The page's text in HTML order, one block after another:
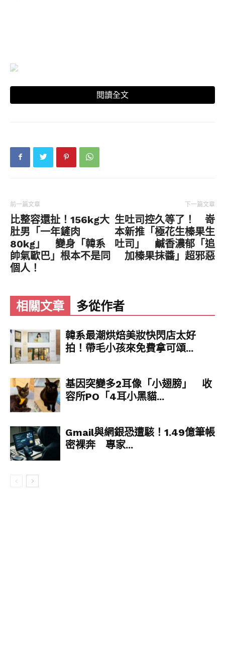
▼Brody的訓練員是警員Keith Medeiros。之前警
Brody順理成章成為了警局的一員。
歡迎他加入這個大家庭。大清早被挖起來的Brody
很不習慣，牠被放在桌子上後，直接趴下呼呼大睡
起來，全程由Keith幫牠完成宣誓。
▼Keith表示Brody年紀太小了，平時不是睡覺就
是玩鬧，因為實在太愛睡覺了，才沒辦法撐過整場
典禮。身為治療犬的Brody本來是要接觸人群，給
交疏離。正因為這樣，Brody的到來反而給人們帶
閱讀全文
前一篇文章
比整容還扯！156kg大
肚男「一年鏟肉
80kg」 變身「韓系
帥氣歐巴」根本不是同
個人！
下一篇文章
生吐司控久等了！ 嵜
本新推「極花生榛果生
吐司」 鹹香濃郁「追
加榛果抹醬」超邪惡
相關文章 多從作者
韓系最潮烘焙美妝快閃店太好
拍！帶毛小孩來免費拿可頌...
基因突變多2耳像「小翅膀」 收
容所PO「4耳小黑貓...
Gmail與網銀恐遭駭！1.49億筆帳
密裸奔 專家...